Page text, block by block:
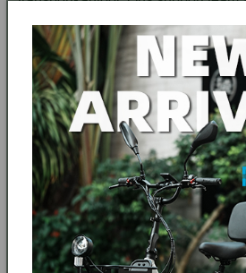
Afsluiten: Klaar om je rit op
Snelle e-bikes zoals de S-Pedelecs
revolutie in de manier waarop we
snelheid, duurzaamheid en
nu woon-werkverkeer doet, op
gewoon meer vermogen wilt,
gecertificeerde opties om je daar
brengen.
Heb je meer vragen? Laat